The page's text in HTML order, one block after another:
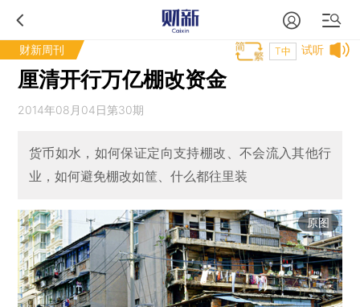
财新周刊 试听
T中
厘清开行万亿棚改资金
2014年08月04日第30期
货币如水，如何保证定向支持棚改、不会流入其他行
业，如何避免棚改如筐、什么都往里装
原图